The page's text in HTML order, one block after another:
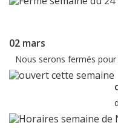
02 mars
Nous serons fermés